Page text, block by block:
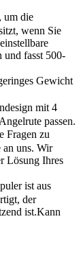
um die
wenn Sie
und fasst 500-
Gewicht
mit 4
passen.
Fragen zu
an uns. Wir
Lösung Ihres
ist aus
der
ist.Kann